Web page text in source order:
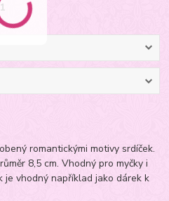
romantickými motivy srdíček.
8,5 cm. Vhodný pro myčky i
je vhodný například jako dárek k